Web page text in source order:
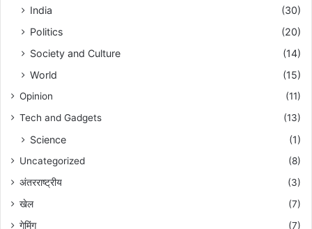
India
(30)
Politics
(20)
Society and Culture
(14)
World
(15)
Opinion
(11)
Tech and Gadgets
(13)
Science (1)
Uncategorized
(8)
अंतरराष्ट्रीय
(3)
खेल
(7)
गेमिंग
(7)